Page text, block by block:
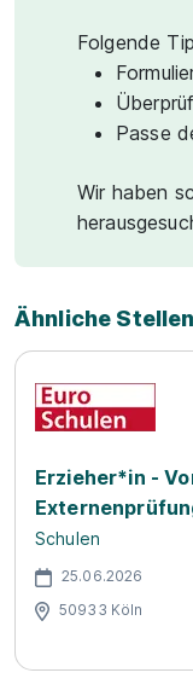
Folgende
Passe
Wir haben
Ähnliche Stellen
Erzieher*in -
Schulen
25.06.2026
50933 Köln